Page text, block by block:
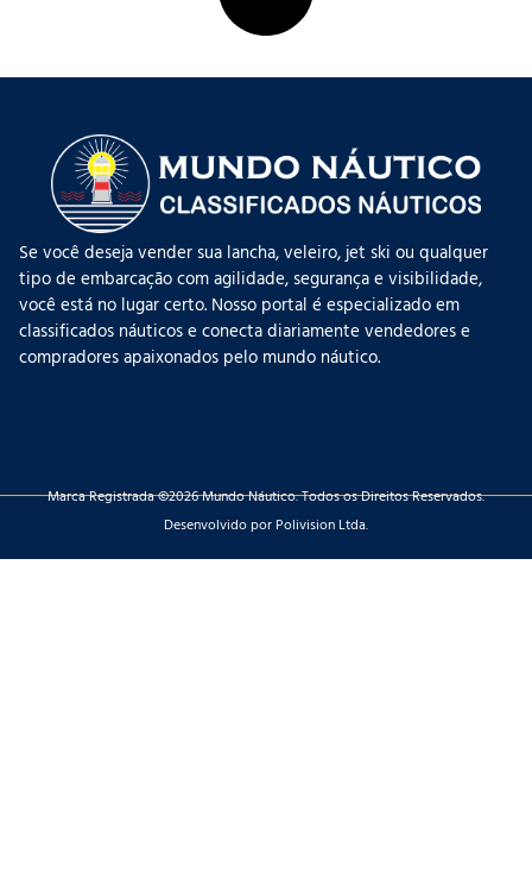
Se você deseja vender sua lancha, veleiro, jet ski ou qualquer
tipo de embarcação com agilidade, segurança e visibilidade,
você está no lugar certo. Nosso portal é especializado em
classificados náuticos e conecta diariamente vendedores e
compradores apaixonados pelo mundo náutico.
Marca Registrada ©2026 Mundo Náutico. Todos os Direitos Reservados.
Desenvolvido por Polivision Ltda.